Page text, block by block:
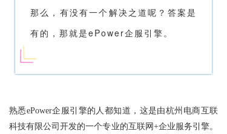
那么，有没有一个解决之道呢？答案是
有的，那就是ePower企服引擎。
熟悉ePower企服引擎的人都知道，这是由杭州电商互联
科技有限公司开发的一个专业的互联网+企业服务引擎。